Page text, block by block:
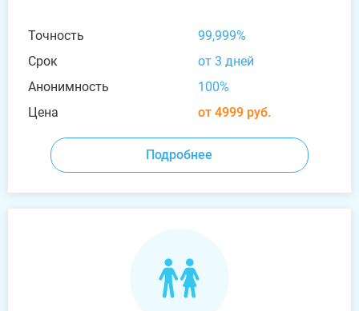
Точность
99,999%
Срок
от 3 дней
Анонимность
100%
Цена
от 4999 руб.
Подробнее